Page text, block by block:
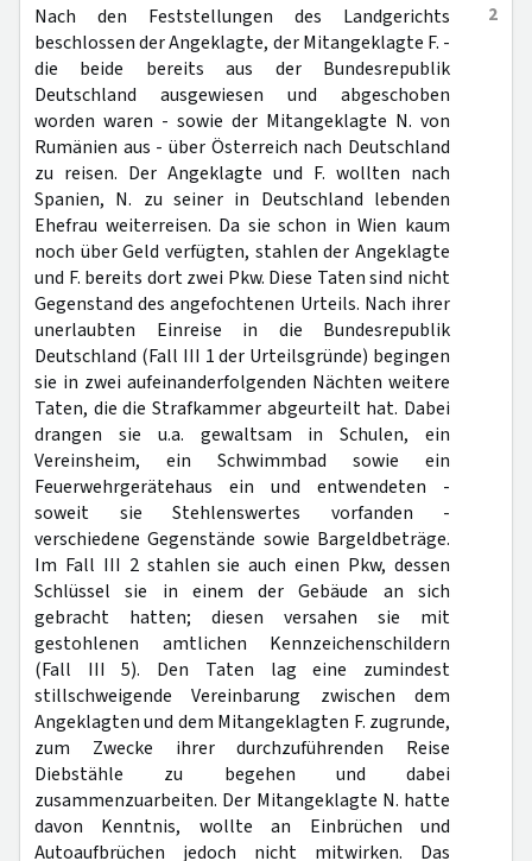
2
Nach den Feststellungen des Landgerichts
beschlossen der Angeklagte, der Mitangeklagte F. -
die beide bereits aus der Bundesrepublik
Deutschland ausgewiesen und abgeschoben
worden waren - sowie der Mitangeklagte N. von
Rumänien aus - über Österreich nach Deutschland
zu reisen. Der Angeklagte und F. wollten nach
Spanien, N. zu seiner in Deutschland lebenden
Ehefrau weiterreisen. Da sie schon in Wien kaum
noch über Geld verfügten, stahlen der Angeklagte
und F. bereits dort zwei Pkw. Diese Taten sind nicht
Gegenstand des angefochtenen Urteils. Nach ihrer
unerlaubten Einreise in die Bundesrepublik
Deutschland (Fall III 1 der Urteilsgründe) begingen
sie in zwei aufeinanderfolgenden Nächten weitere
Taten, die die Strafkammer abgeurteilt hat. Dabei
drangen sie u.a. gewaltsam in Schulen, ein
Vereinsheim, ein Schwimmbad sowie ein
Feuerwehrgerätehaus ein und entwendeten -
soweit sie Stehlenswertes vorfanden -
verschiedene Gegenstände sowie Bargeldbeträge.
Im Fall III 2 stahlen sie auch einen Pkw, dessen
Schlüssel sie in einem der Gebäude an sich
gebracht hatten; diesen versahen sie mit
gestohlenen amtlichen Kennzeichenschildern
(Fall III 5). Den Taten lag eine zumindest
stillschweigende Vereinbarung zwischen dem
Angeklagten und dem Mitangeklagten F. zugrunde,
zum Zwecke ihrer durchzuführenden Reise
Diebstähle zu begehen und dabei
zusammenzuarbeiten. Der Mitangeklagte N. hatte
davon Kenntnis, wollte an Einbrüchen und
Autoaufbrüchen jedoch nicht mitwirken. Das